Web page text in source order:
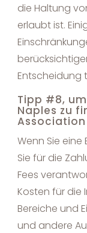
die Haltung
erlaubt ist.
Entscheidung
Tipp #8,
Naples zu
Association
Wenn Sie
Sie für die
Fees
Kosten für die
Bereiche und
und andere